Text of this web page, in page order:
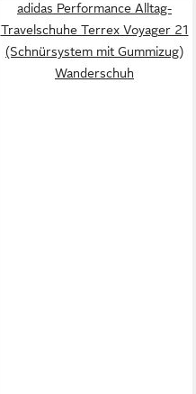
adidas Performance Alltag-
Travelschuhe Terrex Voyager 21
(Schnürsystem mit Gummizug)
Wanderschuh